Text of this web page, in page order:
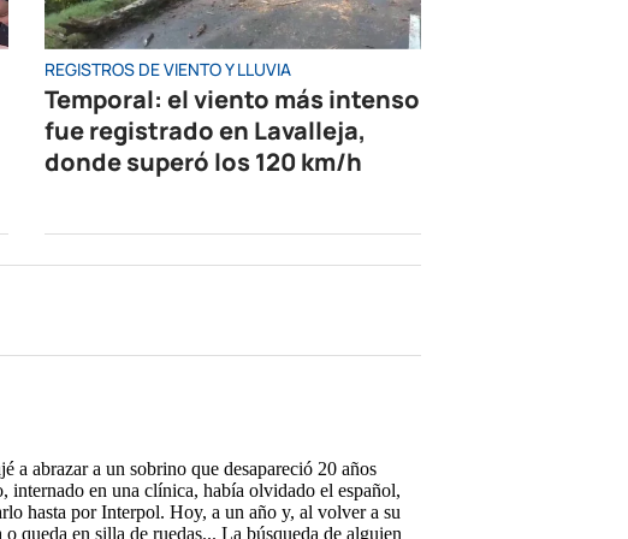
REGISTROS DE VIENTO Y LLUVIA
Temporal: el viento más intenso
fue registrado en Lavalleja,
donde superó los 120 km/h